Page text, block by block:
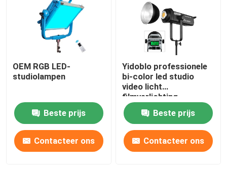
OEM RGB LED-
studiolampen
Beste prijs
Contacteer ons
Yidoblo professionele
bi-color led studio
video licht
filmverlichting
apparatuur fotovlam
met 300WBeste prijs
Contacteer ons